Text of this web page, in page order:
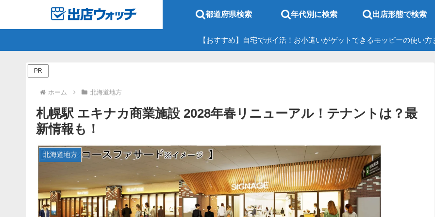
都道府県検索 年代別に検索 出店形態で検索
【おすすめ】自宅でポイ活！お小遣いがゲットできるモッピーの使い方
PR
ホーム 北海道地方
札幌駅 エキナカ商業施設 2028年春リニューアル！テナントは？最
新情報も！
北海道地方